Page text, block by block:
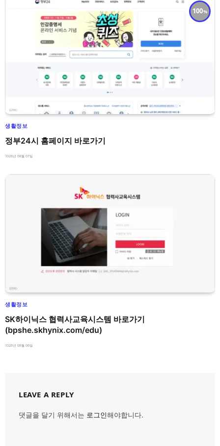
100
생활정보
정부24시 홈페이지 바로가기
2026년 08월 07일
생활정보
SK하이닉스 협력사교육시스템 바로가기
(bpshe.skhynix.com/edu)
2026년 08월 06일
LEAVE A REPLY
댓글을 달기 위해서는 로그인해야합니다.